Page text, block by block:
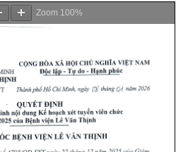
Zoom 100%